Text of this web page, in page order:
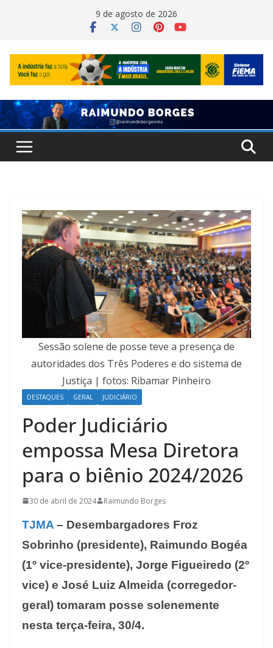
9 de agosto de 2026
Sessão solene de posse teve a presença de
autoridades dos Três Poderes e do sistema de
Justiça | fotos: Ribamar Pinheiro
DESTAQUES GERAL JUDICIÁRIO
Poder Judiciário
empossa Mesa Diretora
para o biênio 2024/2026
30 de abril de 2024 Raimundo Borges
TJMA – Desembargadores Froz
Sobrinho (presidente), Raimundo Bogéa
(1º vice-presidente), Jorge Figueiredo (2º
vice) e José Luiz Almeida (corregedor-
geral) tomaram posse solenemente
nesta terça-feira, 30/4.